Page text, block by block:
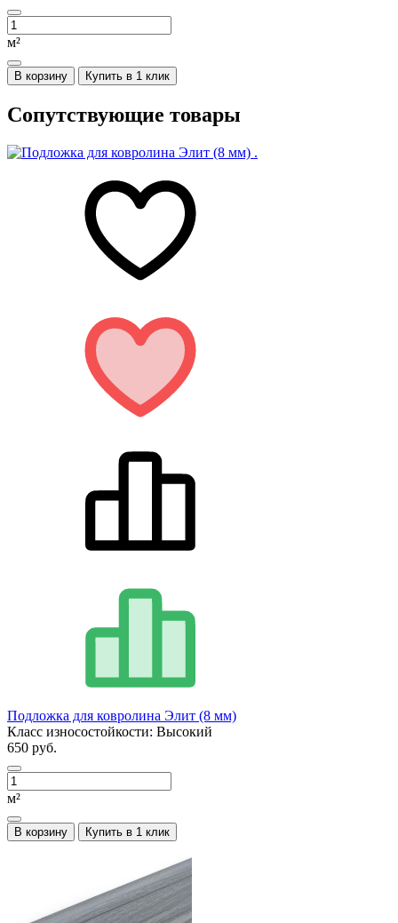
м²
В корзину Купить в 1 клик
Сопутствующие товары
Подложка для ковролина Элит (8 мм)
Класс износостойкости: Высокий
650 руб.
м²
В корзину Купить в 1 клик